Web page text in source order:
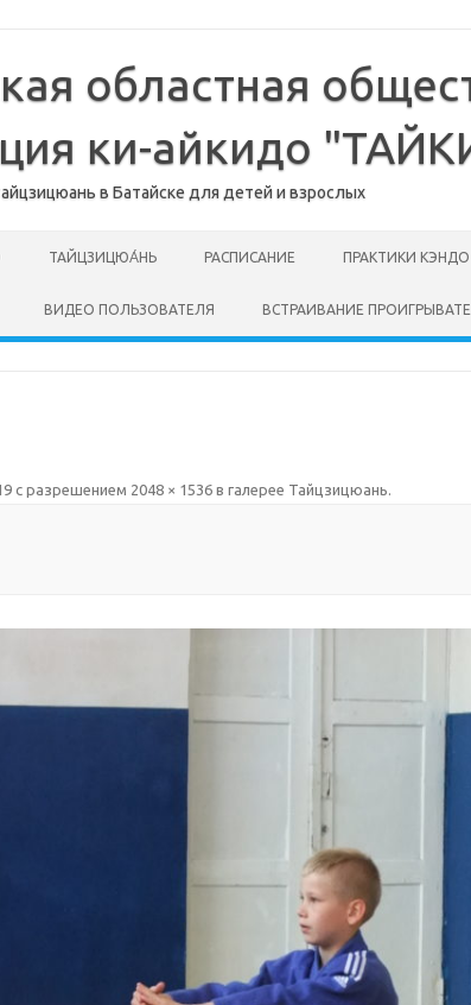
областная
ки-айкидо
в Батайске для детей и взрослых
ТАЙЦЗИЦЮА́НЬ РАСПИСАНИЕ ПРАКТИКИ
ВИДЕО ПОЛЬЗОВАТЕЛЯ ВСТРАИВАНИЕ
с разрешением 2048 × 1536в галерее Тайцзицюань.